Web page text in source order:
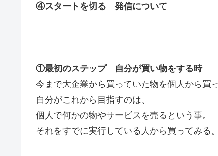
④スタートを切る 発信について
①最初のステップ 自分が買い物をする時
今まで大企業から買っていた物を個人から買
自分がこれから目指すのは、
個人で何かの物やサービスを売るという事。
それをすでに実行している人から買ってみる。